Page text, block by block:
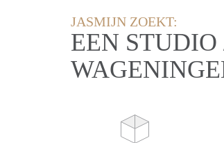
JASMIJN ZOEKT:
EEN